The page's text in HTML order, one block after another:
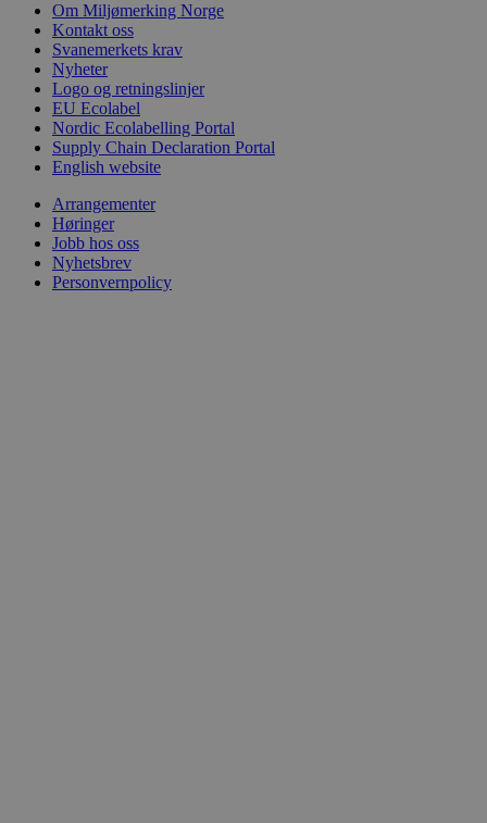
Om Miljømerking Norge
Kontakt oss
Svanemerkets krav
Nyheter
Logo og retningslinjer
EU Ecolabel
Nordic Ecolabelling Portal
Supply Chain Declaration Portal
English website
Arrangementer
Høringer
Jobb hos oss
Nyhetsbrev
Personvernpolicy